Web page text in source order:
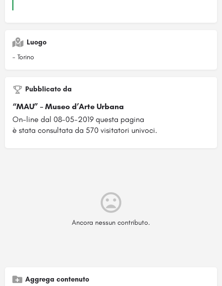
Luogo
- Torino
Pubblicato da
“MAU” – Museo d’Arte Urbana
On-line dal 08-05-2019 questa pagina
è stata consultata da 570 visitatori univoci.
Ancora nessun contributo.
Aggrega contenuto